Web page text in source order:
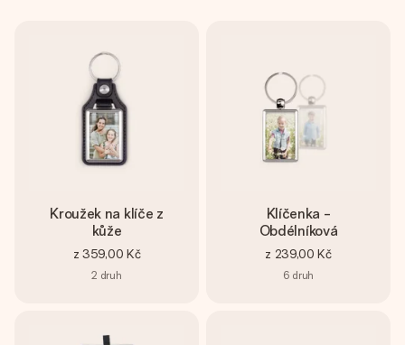
Kroužek na klíče z
kůže
z 359,00 Kč
2 druh
Klíčenka -
Obdélníková
z 239,00 Kč
6 druh